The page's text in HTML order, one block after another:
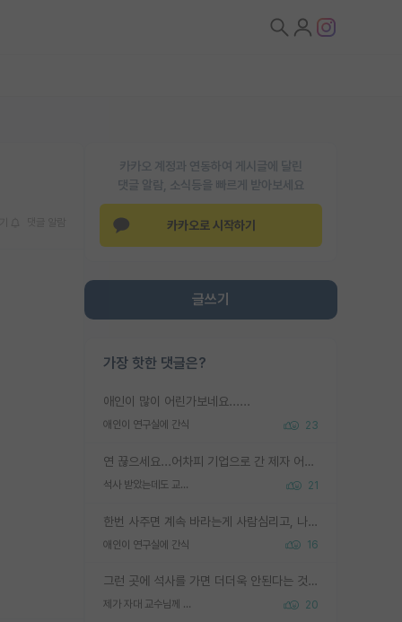
카카오 계정과 연동하여 게시글에 달린
댓글 알람, 소식등을 빠르게 받아보세요
카카오로 시작하기
글쓰기
가장 핫한 댓글은?
애인이 많이 어린가보네요......
애인이 연구실에 간식 23
연 끊으세요...어차피 기업으로 간 제자 어떻게 못합니다. 기업에서는 교수들 사기꾼으로 보는 시선도 강하고, 앞에서나 교수님하고 떠받들어주지 많이 무시합니다. 영향력도 0에 수렴합니다. 그리고 생각해보십시오. 석사로 기업간 제자가 무슨 힘이 있다고 과제를 달라고 합니까? 말만 교수지 무능력자라고 생각합니다. 세금이 아깝습니다.
석사 받았는데도 교수랑 연락한다. 21
한번 사주면 계속 바라는게 사람심리고, 나중에 안사주면 말이 나옵니다. 그리고 작성자분 커플이 한번 그런 행동을 하면, 선례로 남아 이상하게도 문화로 자리잡을수도 있습니다. 애꿎은 다른 학생들은 생각도 안했는데, 간식을 사가야하는 피해를 볼 수 있습니다. 다 경험에서 우러나온 댓글입니다... 제발 이상한 선례를 만들지 마세요.
애인이 연구실에 간식 16
그런 곳에 석사를 가면 더더욱 안된다는 것을 깨달으시면 된겁니다!
제가 자대 교수님께 무례하게 행동한 걸까요? 20